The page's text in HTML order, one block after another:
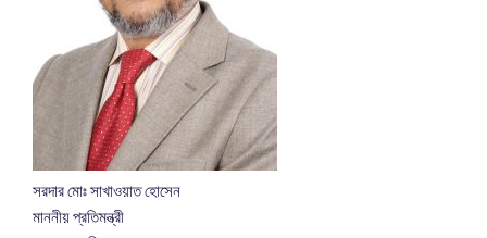
সরদার মোঃ সাখাওয়াত হোসেন
মাননীয় প্রতিমন্ত্রী